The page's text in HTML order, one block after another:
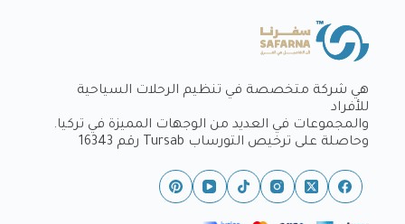
هي شركة متخصصة في تنظيم الرحلات السياحية
للأفراد
والمجموعات في العديد من الوجهات المميزة في تركيا.
وحاصلة على ترخيص التورساب Tursab رقم 16343